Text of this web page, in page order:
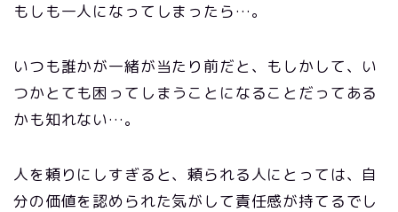
もしも一人になってしまったら…。
いつも誰かが一緒が当たり前だと、もしかして、い
つかとても困ってしまうことになることだってある
かも知れない…。
人を頼りにしすぎると、頼られる人にとっては、自
分の価値を認められた気がして責任感が持てるでし